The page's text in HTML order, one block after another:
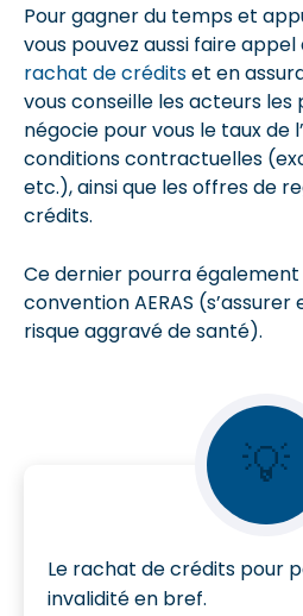
Pour gagner du temps et
vous pouvez aussi faire appel
rachat de créditset en
vous conseille les acteurs les
négocie pour vous le taux de
conditions contractuelles
etc.), ainsi que les offres de
crédits.
Ce dernier pourra également
convention AERAS
risque aggravé de santé).
💡
Le rachat de crédits pour
invalidité en bref.